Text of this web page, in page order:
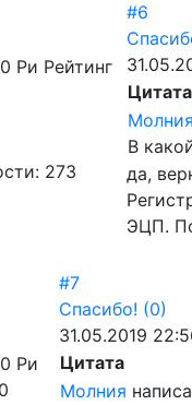
0 Ри Рейтинг
273
#6
Цитата
Молния
В
да,
ЭЦП.
0 Ри
0
#7
Спасибо! (0)
31.05.2019
Цитата
Молния